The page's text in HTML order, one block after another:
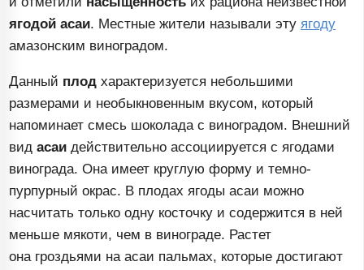
ягодой асаи. Местные жители называли этуягоду
амазонским виноградом.
Данный плод характеризуется небольшими
размерами и необыкновенным вкусом, который
напоминает смесь шоколада с виноградом. Внешний
видасаи действительно ассоциируется с ягодами
винограда. Она имеет круглую форму итемно-
пурпурный окрас. В плодах ягоды асаи можно
насчитать только одну косточку и содержится в ней
меньше мякоти, чем в винограде. Растет
она гроздьями на асаи пальмах, которые достигают